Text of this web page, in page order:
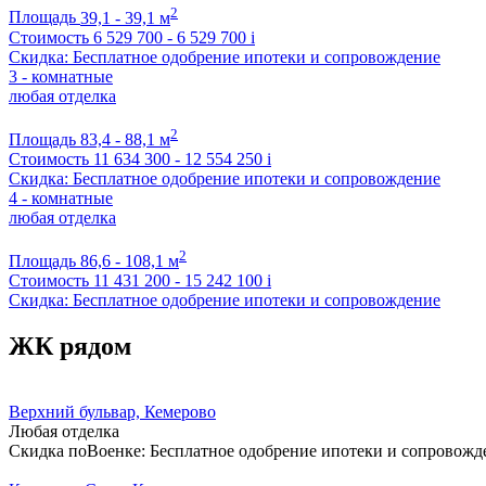
Площадь 39,1 - 39,1 м2
Стоимость 6 529 700 - 6 529 700 i
Скидка: Бесплатное одобрение ипотеки и сопровождение
3 - комнатные
любая отделка
Площадь 83,4 - 88,1 м2
Стоимость 11 634 300 - 12 554 250 i
Скидка: Бесплатное одобрение ипотеки и сопровождение
4 - комнатные
любая отделка
Площадь 86,6 - 108,1 м2
Стоимость 11 431 200 - 15 242 100 i
Скидка: Бесплатное одобрение ипотеки и сопровождение
ЖК рядом
Верхний бульвар, Кемерово
Любая отделка
Скидка поВоенке: Бесплатное одобрение ипотеки и